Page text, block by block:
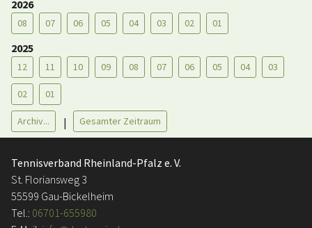
2026
08 07 06 05 04 03 02 01
2025
12 11 10 09 08 07 06 05 04 03
02 01
Archiv... | Gesamter Zeitraum
Tennisverband Rheinland-Pfalz e. V.
St. Floriansweg 3
55599 Gau-Bickelheim
Tel.: 06701-655980